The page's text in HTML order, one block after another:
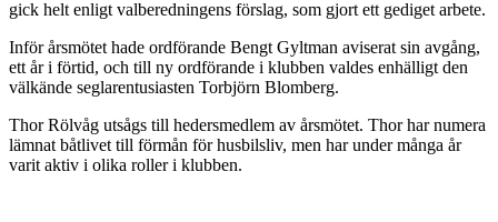
gick helt enligt valberedningens förslag, som gjort ett gediget arbete.
Inför årsmötet hade ordförande Bengt Gyltman aviserat sin avgång,
ett år i förtid, och till ny ordförande i klubben valdes enhälligt den
välkände seglarentusiasten Torbjörn Blomberg.
Thor Rölvåg utsågs till hedersmedlem av årsmötet. Thor har numera
lämnat båtlivet till förmån för husbilsliv, men har under många år
varit aktiv i olika roller i klubben.